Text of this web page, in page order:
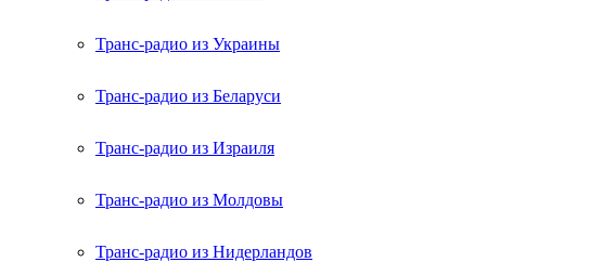
Транс-радио из Украины
Транс-радио из Беларуси
Транс-радио из Израиля
Транс-радио из Молдовы
Транс-радио из Нидерландов